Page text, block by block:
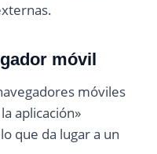
móvil
móviles
aplicación»
que da lugar a un